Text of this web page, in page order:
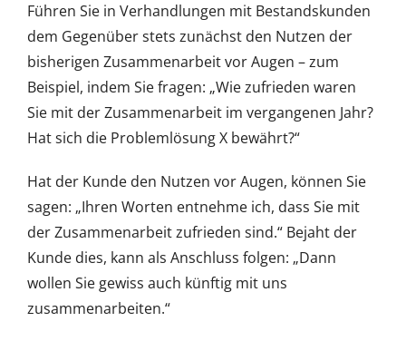
Führen Sie in Verhandlungen mit Bestandskunden
dem Gegenüber stets zunächst den Nutzen der
bisherigen Zusammenarbeit vor Augen – zum
Beispiel, indem Sie fragen: „Wie zufrieden waren
Sie mit der Zusammenarbeit im vergangenen Jahr?
Hat sich die Problemlösung X bewährt?“
Hat der Kunde den Nutzen vor Augen, können Sie
sagen: „Ihren Worten entnehme ich, dass Sie mit
der Zusammenarbeit zufrieden sind.“ Bejaht der
Kunde dies, kann als Anschluss folgen: „Dann
wollen Sie gewiss auch künftig mit uns
zusammenarbeiten.“